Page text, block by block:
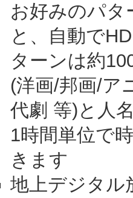
お好みのパタ
と、自動で
ターンは約
(洋画/邦画/ア
代劇 等)と人
1時間単位で
きます
地上デジタル